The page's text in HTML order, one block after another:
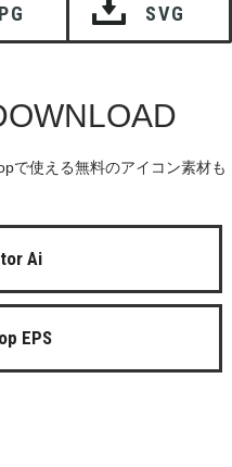
SVG
で使える無料のアイコン素材も
Ai
EPS